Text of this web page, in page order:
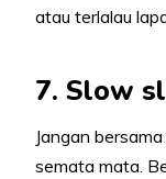
atau terlalau
7. Slow
Jangan
semata mata.